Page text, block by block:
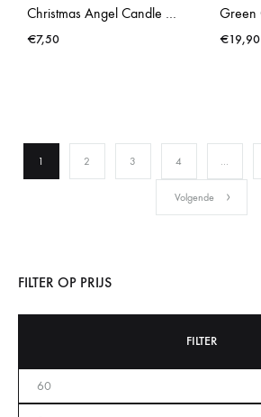
Christmas Angel Candle Holder Light
€7,50 €19,90
1 2 3 4 …
Volgende
FILTER OP PRIJS
FILTER